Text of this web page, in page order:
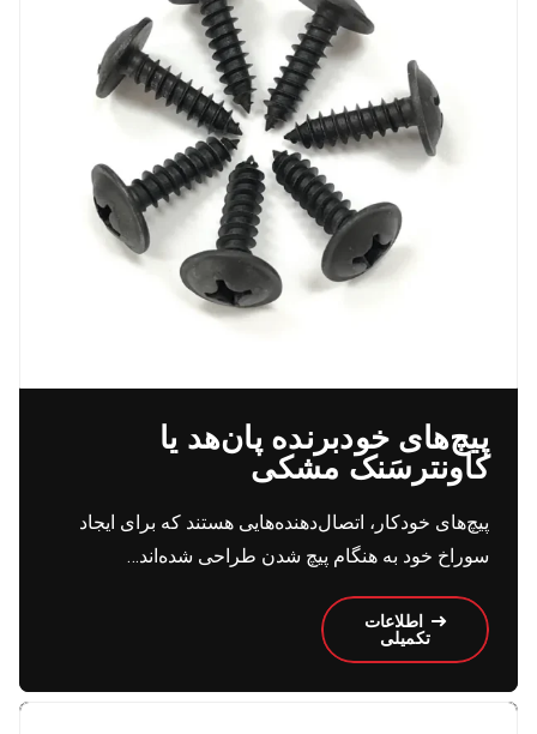
پیچ‌های خود‌برنده پان‌هد یا
کاونترسَنک مشکی
پیچ‌های خودکار، اتصال‌دهنده‌هایی هستند که برای ایجاد
سوراخ خود به هنگام پیچ شدن طراحی شده‌اند…
اطلاعات
تکمیلی